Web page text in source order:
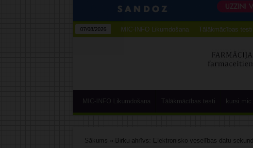
07/08/2026 MIC-INFO Likumdošana Tālākmācības testi
MIC-INFO Likumdošana Tālākmācības testi
Sākums » Birku ahrīvs: Elektronisko veselības datu